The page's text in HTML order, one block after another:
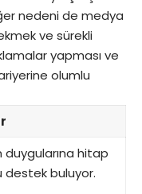
nedeni de medya
ve sürekli
yapması ve
olumlu
duygularına hitap
destek buluyor.